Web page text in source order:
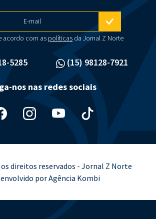
5285 (15) 98128-7921
E-mail
acordo com as políticasda Jornal Z Norte
nos nas redes sociais
os direitos reservados - Jornal Z Norte
por Agência Kombi